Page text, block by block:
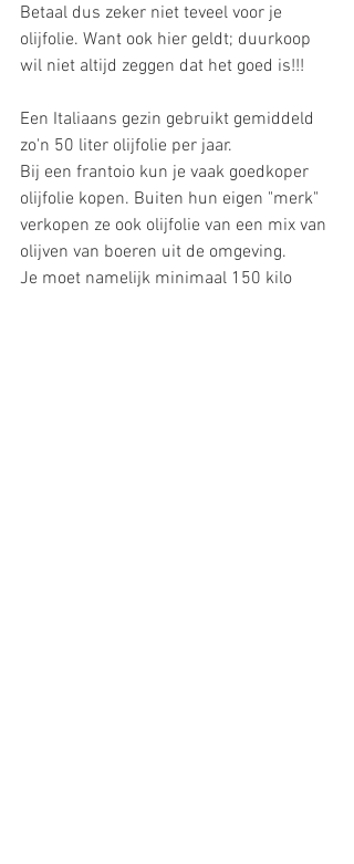
Betaal dus zeker niet teveel voor je
olijfolie. Want ook hier geldt; duurkoop
wil niet altijd zeggen dat het goed is!!!
Een Italiaans gezin gebruikt gemiddeld
zo'n 50 liter olijfolie per jaar.
Bij een frantoio kun je vaak goedkoper
olijfolie kopen. Buiten hun eigen "merk"
verkopen ze ook olijfolie van een mix van
olijven van boeren uit de omgeving.
Je moet namelijk minimaal 150 kilo